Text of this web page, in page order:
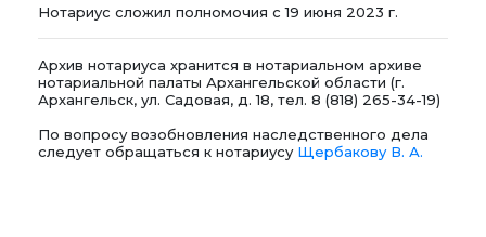
Нотариус сложил полномочия с 19 июня 2023 г.
Архив нотариуса хранится в нотариальном архиве
нотариальной палаты Архангельской области (г.
Архангельск, ул. Садовая, д. 18, тел. 8 (818) 265-34-19)
По вопросу возобновления наследственного дела
следует обращаться к нотариусу Щербакову В. А.